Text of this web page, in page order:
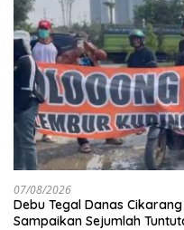
07/08/2026
Debu Tegal Danas
Sampaikan Sejumlah